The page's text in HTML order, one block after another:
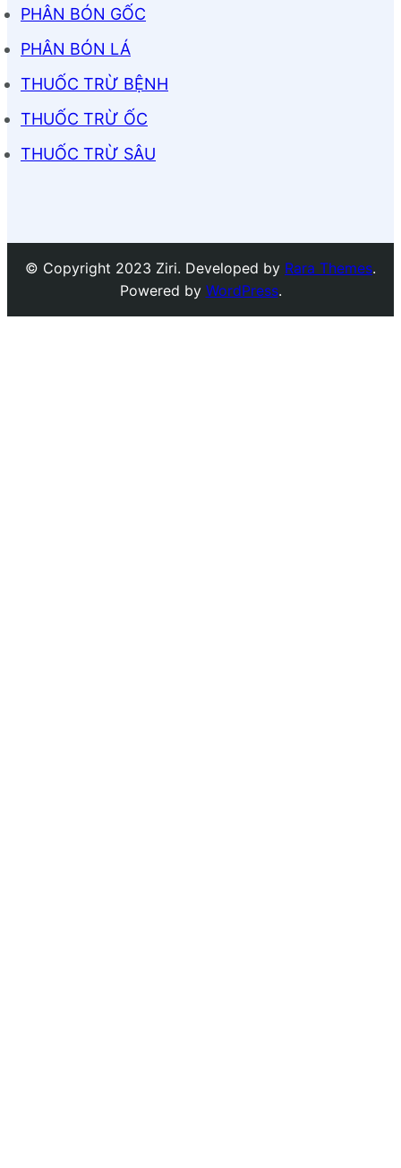
PHÂN BÓN GỐC
PHÂN BÓN LÁ
THUỐC TRỪ BỆNH
THUỐC TRỪ ỐC
THUỐC TRỪ SÂU
© Copyright 2023 Ziri. Developed by Rara Themes.
Powered by WordPress.